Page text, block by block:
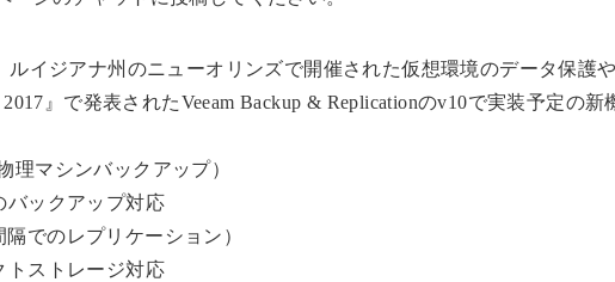
ルイジアナ州のニューオリンズで開催された仮想環境のデータ保護
』で発表されたVeeam Backup & Replicationのv10で実装予定の
理マシンバックアップ）
バックアップ対応
隔でのレプリケーション）
トストレージ対応